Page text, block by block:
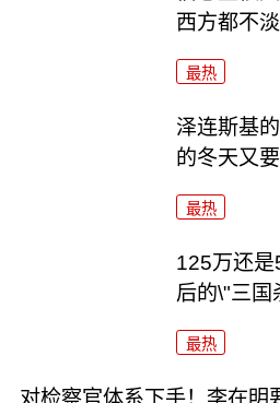
西方都不
最热
泽连斯基
的冬天又
最热
125万还
后的\"三国
最热
对检察官体系下手！李在明